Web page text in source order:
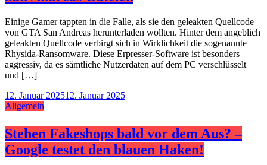
Einige Gamer tappten in die Falle, als sie den geleakten Quellcode
von GTA San Andreas herunterladen wollten. Hinter dem angeblich
geleakten Quellcode verbirgt sich in Wirklichkeit die sogenannte
Rhysida-Ransomware. Diese Erpresser-Software ist besonders
aggressiv, da es sämtliche Nutzerdaten auf dem PC verschlüsselt
und […]
12. Januar 202512. Januar 2025
Allgemein
Stehen Fakeshops bald vor dem Aus? –
Google testet den blauen Haken!